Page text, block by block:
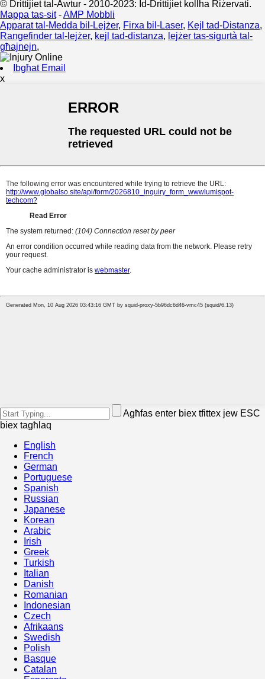
© Drittijiet tal-Awtur - 2010-2023: Id-Drittijiet kollha Riżervati.
Mappa tas-sit-AMP Mobbli
Apparat tal-Medda bil-Lejżer, Firxa bil-Laser, Kejl tad-Distanza,
Rangefinder tal-lejżer, kejl tad-distanza, lejżer tas-sigurtà tal-
għajnejn,
Ibgħat Email
x
Agħfas enter biex tfittex jew ESC
biex tagħlaq
English
French
German
Portuguese
Spanish
Russian
Japanese
Korean
Arabic
Irish
Greek
Turkish
Italian
Danish
Romanian
Indonesian
Czech
Afrikaans
Swedish
Polish
Basque
Catalan